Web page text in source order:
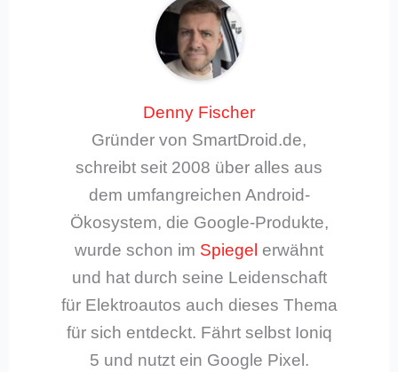
Denny Fischer
Gründer von SmartDroid.de,
schreibt seit 2008 über alles aus
dem umfangreichen Android-
Ökosystem, die Google-Produkte,
wurde schon im Spiegel erwähnt
und hat durch seine Leidenschaft
für Elektroautos auch dieses Thema
für sich entdeckt. Fährt selbst Ioniq
5 und nutzt ein Google Pixel.